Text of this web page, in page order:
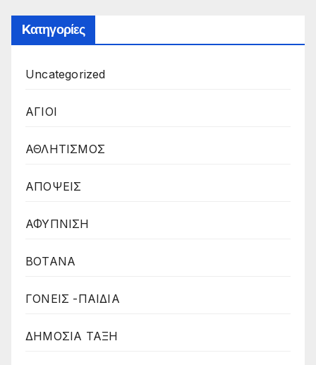
Kατηγορίες
Uncategorized
ΑΓΙΟΙ
ΑΘΛΗΤΙΣΜΟΣ
ΑΠΟΨΕΙΣ
ΑΦΥΠΝΙΣΗ
ΒΟΤΑΝΑ
ΓΟΝΕΙΣ -ΠΑΙΔΙΑ
ΔΗΜΟΣΙΑ ΤΑΞΗ